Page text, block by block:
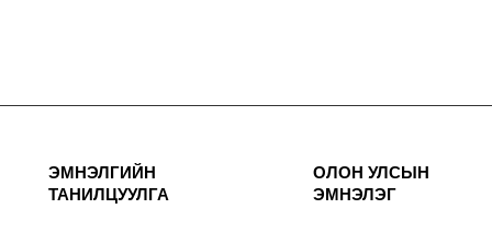
ЭМНЭЛГИЙН
ТАНИЛЦУУЛГА
ОЛОН УЛСЫН
ЭМНЭЛЭГ